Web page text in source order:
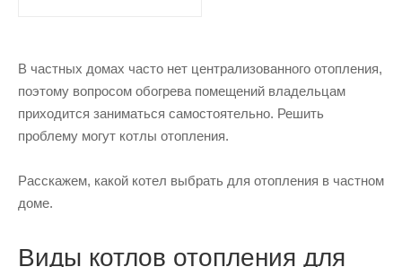
В частных домах часто нет централизованного отопления,
поэтому вопросом обогрева помещений владельцам
приходится заниматься самостоятельно. Решить
проблему могут котлы отопления.
Расскажем, какой котел выбрать для отопления в частном
доме.
Виды котлов отопления для